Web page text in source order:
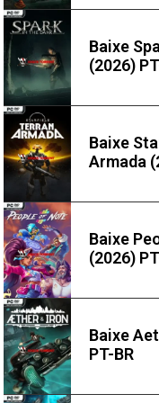
Baixe
(2026)
Baixe
Armada
Baixe
(2026)
Baixe
PT-BR